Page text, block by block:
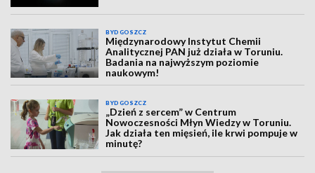
BYDGOSZCZ
Międzynarodowy Instytut Chemii
Analitycznej PAN już działa w Toruniu.
Badania na najwyższym poziomie
naukowym!
BYDGOSZCZ
„Dzień z sercem” w Centrum
Nowoczesności Młyn Wiedzy w Toruniu.
Jak działa ten mięsień, ile krwi pompuje w
minutę?